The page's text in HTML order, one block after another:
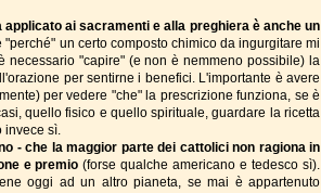
ai sacramenti e alla preghiera è anche un
"perché" un certo composto chimico da ingurgitare mi
necessario "capire" (e non è nemmeno possibile) la
per sentirne i benefici. L'importante è avere
per vedere "che" la prescrizione funziona, se è
quello fisico e quello spirituale, guardare la ricetta
sì.
- che la maggior parte dei cattolici non ragiona in
e premio(forse qualche americano e tedesco sì).
oggi ad un altro pianeta, se mai è appartenuto